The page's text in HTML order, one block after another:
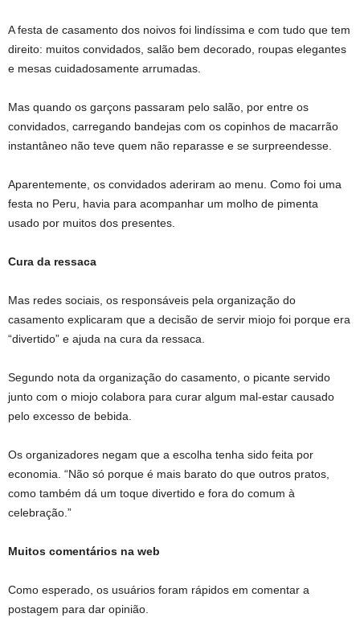
A festa de casamento dos noivos foi lindíssima e com tudo que tem
direito: muitos convidados, salão bem decorado, roupas elegantes
e mesas cuidadosamente arrumadas.
Mas quando os garçons passaram pelo salão, por entre os
convidados, carregando bandejas com os copinhos de macarrão
instantâneo não teve quem não reparasse e se surpreendesse.
Aparentemente, os convidados aderiram ao menu. Como foi uma
festa no Peru, havia para acompanhar um molho de pimenta
usado por muitos dos presentes.
Cura da ressaca
Mas redes sociais, os responsáveis pela organização do
casamento explicaram que a decisão de servir miojo foi porque era
“divertido” e ajuda na cura da ressaca.
Segundo nota da organização do casamento, o picante servido
junto com o miojo colabora para curar algum mal-estar causado
pelo excesso de bebida.
Os organizadores negam que a escolha tenha sido feita por
economia. “Não só porque é mais barato do que outros pratos,
como também dá um toque divertido e fora do comum à
celebração.”
Muitos comentários na web
Como esperado, os usuários foram rápidos em comentar a
postagem para dar opinião.